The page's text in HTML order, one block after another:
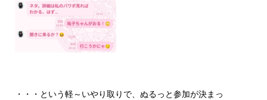
・・・という軽～いやり取りで、ぬるっと参加が決まっ